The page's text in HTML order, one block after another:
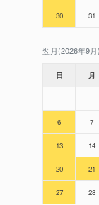
30 31
翌月(2026年9月)
日 月
6 7
13 14
20 21
27 28